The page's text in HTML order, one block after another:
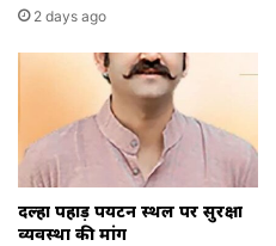
2 days ago
दल्हा पहाड़ पर्यटन स्थल पर सुरक्षा
व्यवस्था की मांग